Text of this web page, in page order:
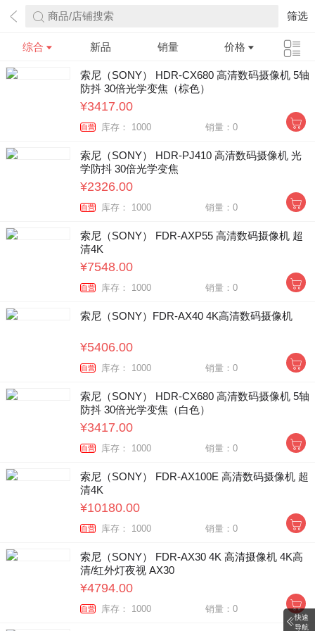
商品/店铺搜索 筛选
综合 新品 销量 价格
索尼（SONY） HDR-CX680 高清数码摄像机 5轴
防抖 30倍光学变焦（棕色）
¥3417.00
自营 库存： 1000 销量：0
索尼（SONY） HDR-PJ410 高清数码摄像机 光
学防抖 30倍光学变焦
¥2326.00
自营 库存： 1000 销量：0
索尼（SONY） FDR-AXP55 高清数码摄像机 超
清4K
¥7548.00
自营 库存： 1000 销量：0
索尼（SONY）FDR-AX40 4K高清数码摄像机
¥5406.00
自营 库存： 1000 销量：0
索尼（SONY） HDR-CX680 高清数码摄像机 5轴
防抖 30倍光学变焦（白色）
¥3417.00
自营 库存： 1000 销量：0
索尼（SONY） FDR-AX100E 高清数码摄像机 超
清4K
¥10180.00
自营 库存： 1000 销量：0
索尼（SONY） FDR-AX30 4K 高清摄像机 4K高
清/红外灯夜视 AX30
¥4794.00
自营 库存： 1000 销量：0
快速
导航